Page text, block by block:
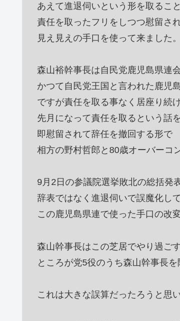
あえて進退伺いという形を取るこ
責任を取ったフリをしつつ慰留さ
見え見えの手口を使って来ました。
森山裕幹事長は自民党鹿児島県連
かつて自民党王国と言われた鹿児
ですが責任を取る事なく居座り続
先月になって責任を取るという話
即慰留されて辞任を撤回する形で
相方の野村哲郎と80歳オーバーコ
9月2日の参議院選挙敗北の総括発
辞表ではなく進退伺いで誤魔化し
この鹿児島県連で使った手口の改
森山幹事長はこの芝居でやり過ご
ところが党5役のうち森山幹事長
これは大きな誤算だったろうと思い